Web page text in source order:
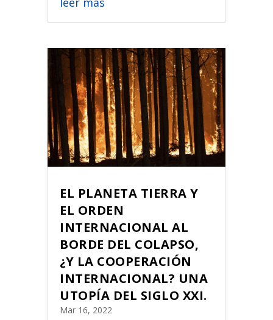
EL PLANETA TIERRA Y
EL ORDEN
INTERNACIONAL AL
BORDE DEL COLAPSO,
¿Y LA COOPERACIÓN
INTERNACIONAL? UNA
UTOPÍA DEL SIGLO XXI.
Mar 16, 2022